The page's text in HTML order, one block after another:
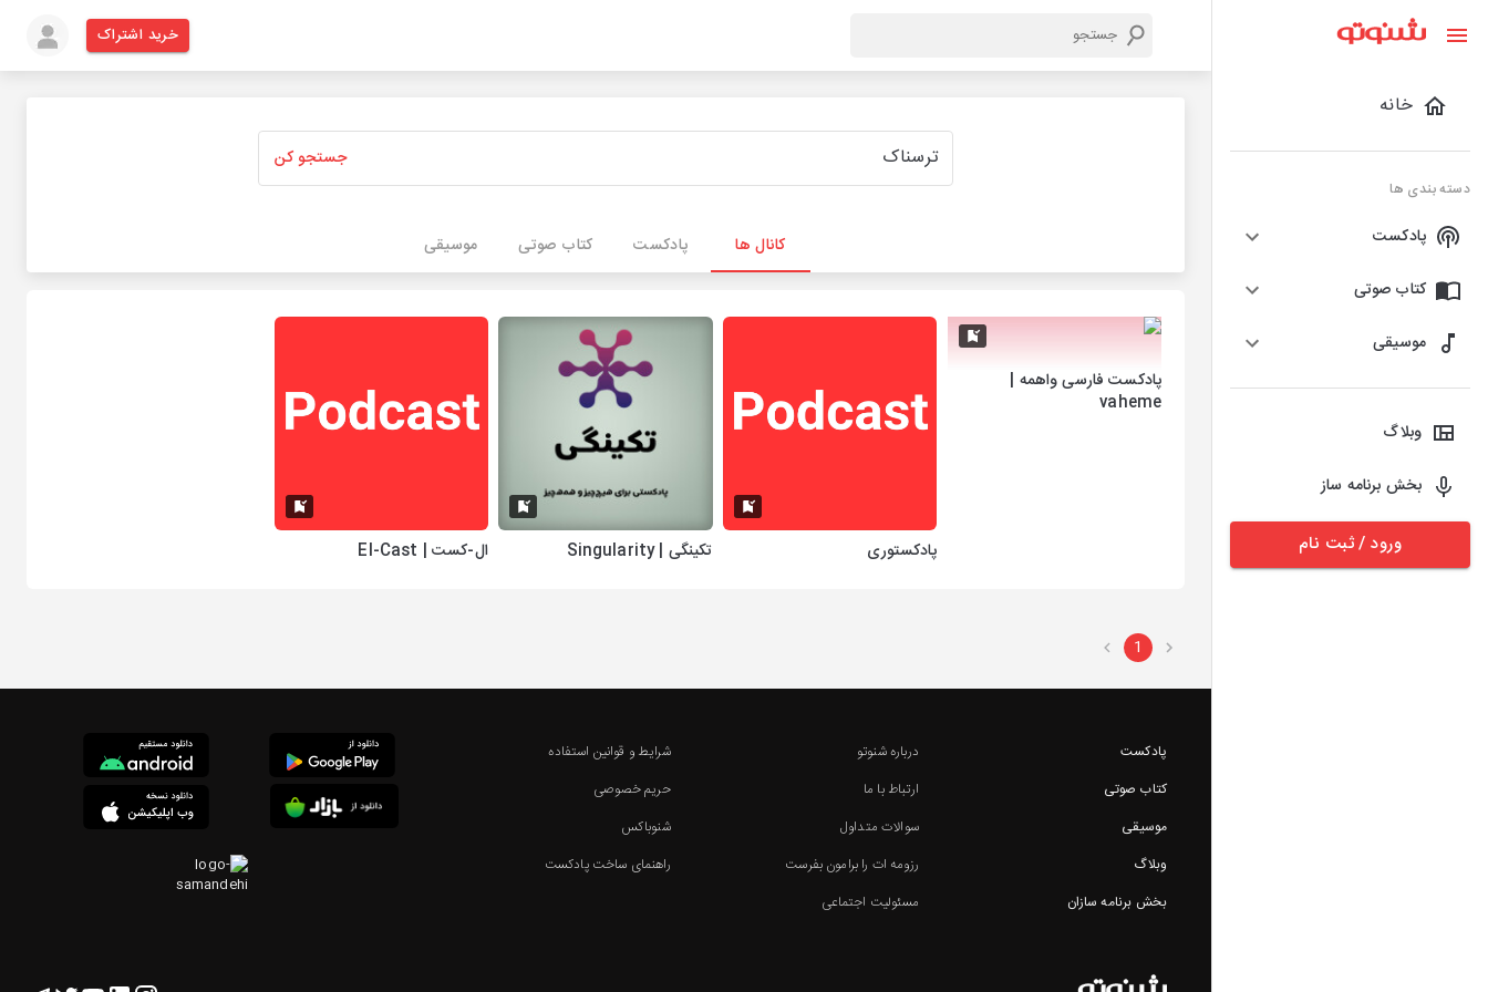
خانه
دسته بندی ها
پادکست
کتاب صوتی
موسیقی
وبلاگ
بخش برنامه ساز
ورود / ثبت نام
خرید اشتراک
جستجو کن
کانال ها پادکست کتاب صوتی موسیقی
پادکست فارسی واهمه |
vaheme
پادکستوری تکینگی | Singularity ال-کست | El-Cast
1
پادکست
کتاب صوتی
موسیقی
وبلاگ
بخش برنامه سازان
درباره شنوتو
ارتباط با ما
سوالات متداول
رزومه ات را برامون بفرست
مسئولیت اجتماعی
شرایط و قوانین استفاده
حریم خصوصی
شنوباکس
راهنمای ساخت پادکست